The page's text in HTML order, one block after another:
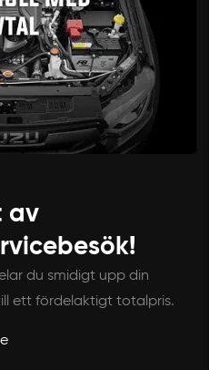
av
du smidigt upp din
ett fördelaktigt totalpris.